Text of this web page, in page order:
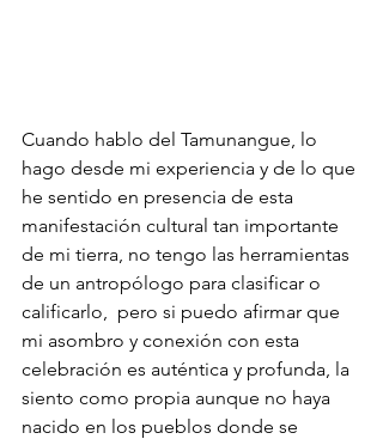
Cuando hablo del Tamunangue, lo
hago desde mi experiencia y de lo que
he sentido en presencia de esta
manifestación cultural tan importante
de mi tierra, no tengo las herramientas
de un antropólogo para clasificar o
calificarlo,  pero si puedo afirmar que
mi asombro y conexión con esta
celebración es auténtica y profunda, la
siento como propia aunque no haya
nacido en los pueblos donde se